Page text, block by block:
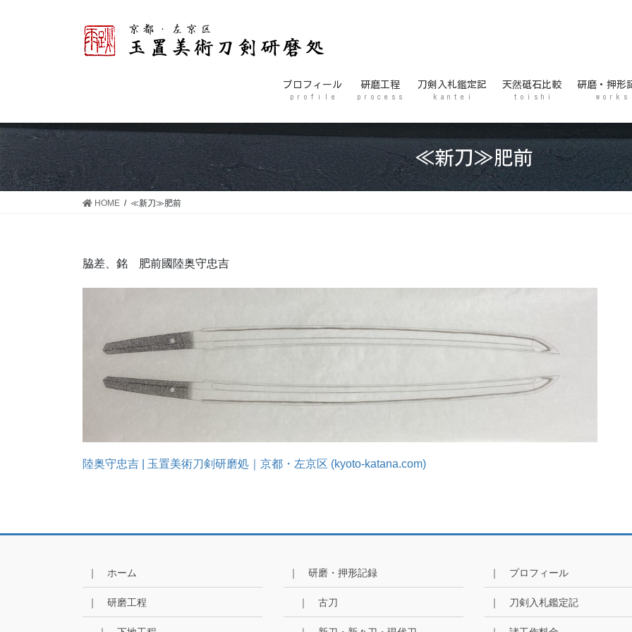
動
に
動
プロフィール
p r o f i l e
研磨工程
p r o c e s s
刀剣入札鑑定記
k a n t e i
天然砥石比較
t o i s h i
研磨・押形
w o r k s
≪新刀≫肥前
HOME ≪新刀≫肥前
脇差、銘 肥前國陸奥守忠吉
陸奥守忠吉 | 玉置美術刀剣研磨処｜京都・左京区 (kyoto-katana.com)
｜ ホーム
｜ 研磨工程
｜ 研磨・押形記録
｜ 古刀
｜ プロフィール
｜ 刀剣入札鑑定記